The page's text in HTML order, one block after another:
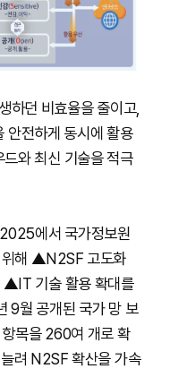
하던 비효율을 줄이고,
안전하게 동시에 활용
와 최신 기술을 적극
에서 국가정보원
위해 ▲N2SF 고도화
▲IT 기술 활용 확대를
9월 공개된 국가 망 보
목을 260여 개로 확
려 N2SF 확산을 가속